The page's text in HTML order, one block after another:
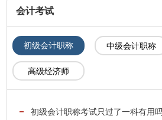
会计考试
初级会计职称 中级会计职称
高级经济师
初级会计职称考试只过了一科有用